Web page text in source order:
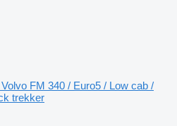
Volvo FM 340 / Euro5 / Low cab /
trekker